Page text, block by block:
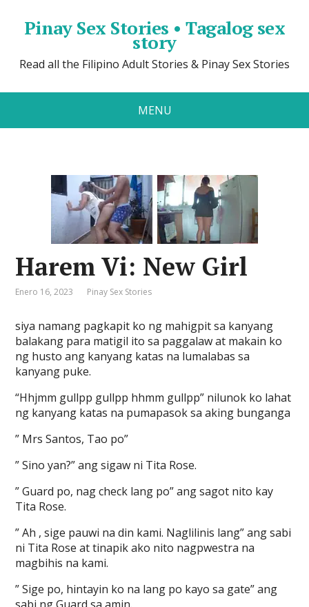
Pinay Sex Stories • Tagalog sex
story
Read all the Filipino Adult Stories & Pinay Sex Stories
MENU
Harem Vi: New Girl
Enero 16, 2023 Pinay Sex Stories
siya namang pagkapit ko ng mahigpit sa kanyang
balakang para matigil ito sa paggalaw at makain ko
ng husto ang kanyang katas na lumalabas sa
kanyang puke.
“Hhjmm gullpp gullpp hhmm gullpp” nilunok ko lahat
ng kanyang katas na pumapasok sa aking bunganga
” Mrs Santos, Tao po”
” Sino yan?” ang sigaw ni Tita Rose.
” Guard po, nag check lang po” ang sagot nito kay
Tita Rose.
” Ah , sige pauwi na din kami. Naglilinis lang” ang sabi
ni Tita Rose at tinapik ako nito nagpwestra na
magbihis na kami.
” Sige po, hintayin ko na lang po kayo sa gate” ang